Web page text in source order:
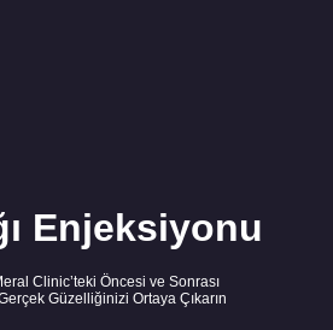
Enjeksiyonu
Clinic’teki Öncesi ve Sonrası
Güzelliğinizi Ortaya Çıkarın